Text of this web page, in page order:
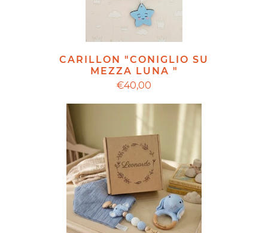
CARILLON "CONIGLIO SU
MEZZA LUNA "
€40,00